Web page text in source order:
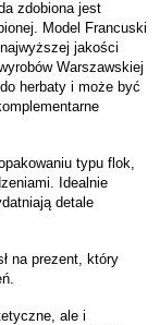
zdobiona jest
Model Francuski
jakości
Warszawskiej
herbaty i może być
typu flok,
Idealnie
detale
na prezent, który
ale i